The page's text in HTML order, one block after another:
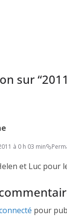
sur “
à 0 h 03 min
et Luc pour
pour